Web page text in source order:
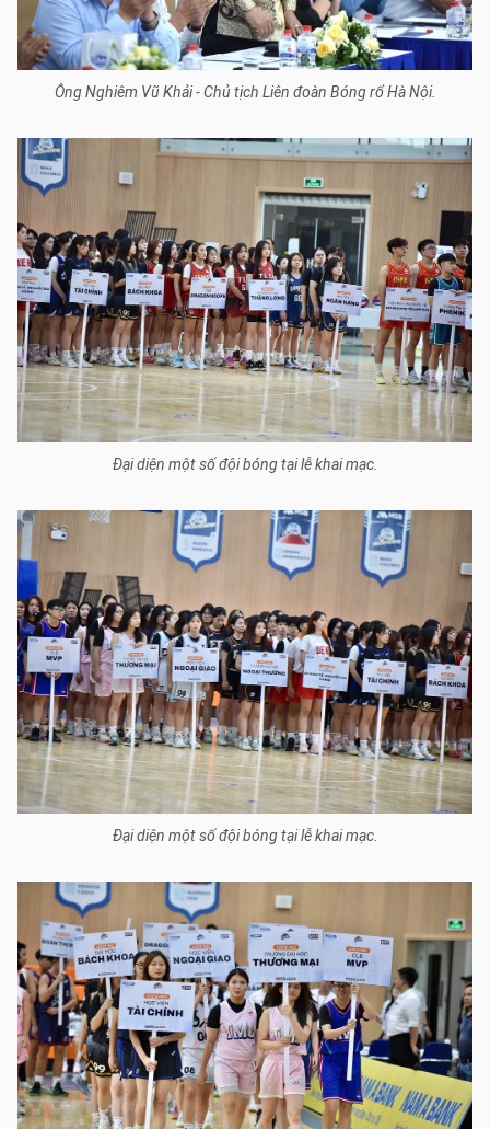
Ông Nghiêm Vũ Khải - Chủ tịch Liên đoàn Bóng rổ Hà Nội.
Đại diện một số đội bóng tại lễ khai mạc.
Đại diện một số đội bóng tại lễ khai mạc.